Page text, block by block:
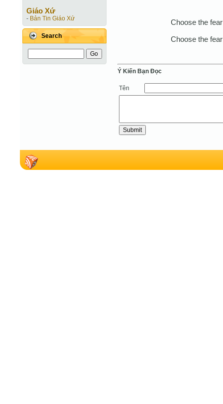
Giáo Xứ
- Bản Tin Giáo Xứ
Search
Choose the
Choose the
Ý Kiến Bạn Ðọc
Tên